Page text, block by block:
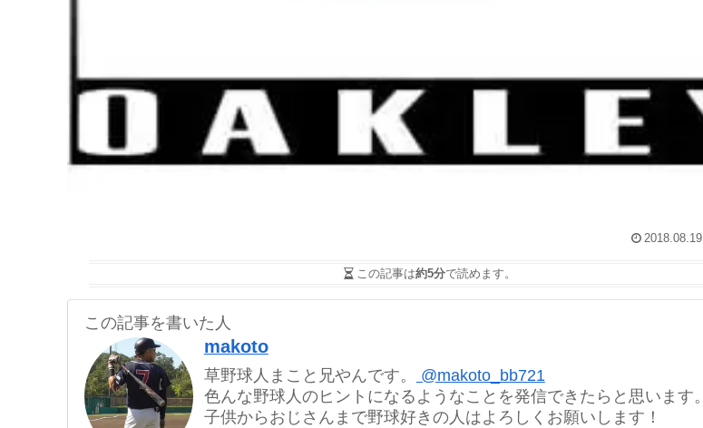
2018.08.19
この記事は約5分で読めます。
この記事を書いた人
makoto
草野球人まこと兄やんです。
@makoto_bb721
色んな野球人のヒントになるようなことを発信できたらと思います。
子供からおじさんまで野球好きの人はよろしくお願いします！